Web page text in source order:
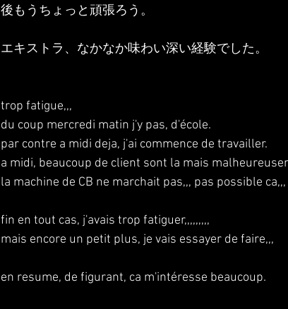
後もうちょっと頑張ろう。
エキストラ、なかなか味わい深い経験でした。
trop fatigue,,,
du coup mercredi matin j'y pas, d'école.
par contre a midi deja, j'ai commence de travailler.
a midi, beaucoup de client sont la mais
la machine de CB ne marchait pas,,, pas possible ca,,,
fin en tout cas, j'avais trop fatiguer,,,,,,,,,
mais encore un petit plus, je vais essayer de faire,,,
en resume, de figurant, ca m'intéresse beaucoup.